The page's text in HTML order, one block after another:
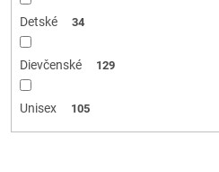
Detské 34
Dievčenské 129
Unisex 105